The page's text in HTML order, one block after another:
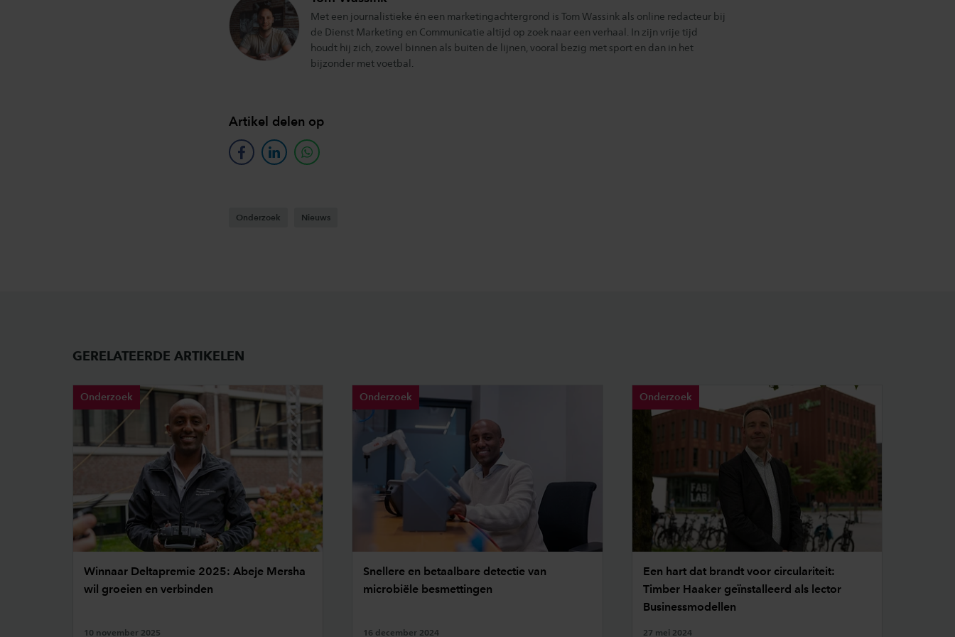
Met een journalistieke én een marketingachtergrond is Tom Wassink als online redacteur bij
de Dienst Marketing en Communicatie altijd op zoek naar een verhaal. In zijn vrije tijd
houdt hij zich, zowel binnen als buiten de lijnen, vooral bezig met sport en dan in het
bijzonder met voetbal.
Artikel delen op
facebooklinkedinwhatsapp
Onderzoek Nieuws
GERELATEERDE ARTIKELEN
Onderzoek
Winnaar Deltapremie 2025: Abeje Mersha
wil groeien en verbinden
10 november 2025
Onderzoek
Snellere en betaalbare detectie van
microbiële besmettingen
16 december 2024
Onderzoek
Een hart dat brandt voor circulariteit:
Timber Haaker geïnstalleerd als lector
Businessmodellen
27 mei 2024